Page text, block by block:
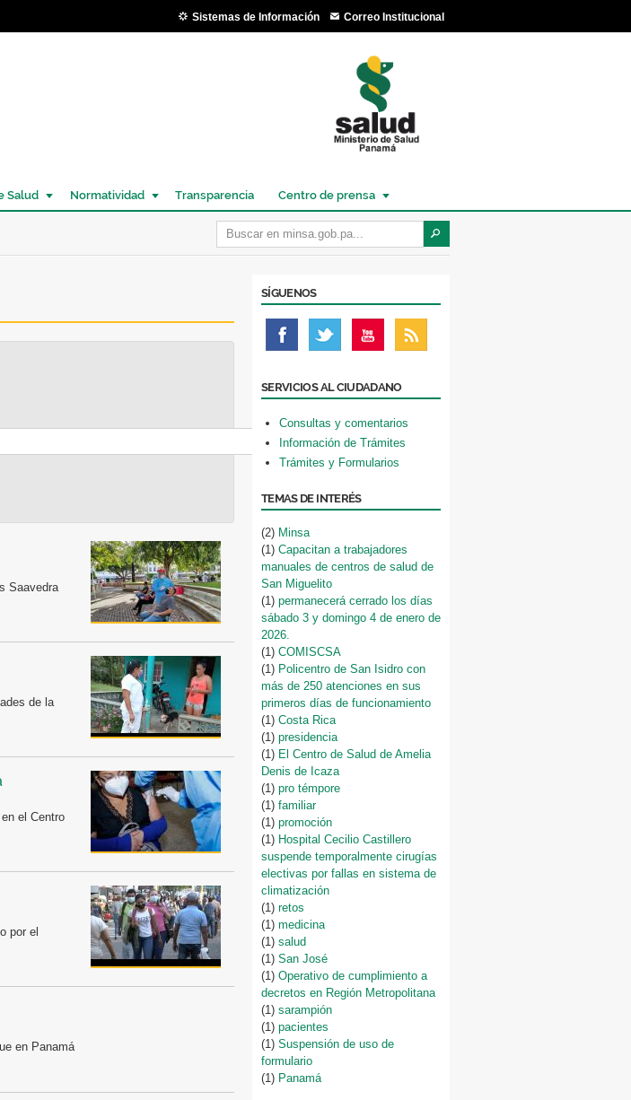
Sistemas de Información Correo Institucional
Salud Normatividad Transparencia Centro de prensa
Saavedra
de la
el Centro
por el
en Panamá
SÍGUENOS
SERVICIOS AL CIUDADANO
Consultas y comentarios
Información de Trámites
Trámites y Formularios
TEMAS DE INTERÉS
(2) Minsa
(1) Capacitan a trabajadores
manuales de centros de salud de
San Miguelito
(1) permanecerá cerrado los días
sábado 3 y domingo 4 de enero de
2026.
(1) COMISCSA
(1) Policentro de San Isidro con
más de 250 atenciones en sus
primeros días de funcionamiento
(1) Costa Rica
(1) presidencia
(1) El Centro de Salud de Amelia
Denis de Icaza
(1) pro témpore
(1) familiar
(1) promoción
(1) Hospital Cecilio Castillero
suspende temporalmente cirugías
electivas por fallas en sistema de
climatización
(1) retos
(1) medicina
(1) salud
(1) San José
(1) Operativo de cumplimiento a
decretos en Región Metropolitana
(1) sarampión
(1) pacientes
(1) Suspensión de uso de
formulario
(1) Panamá